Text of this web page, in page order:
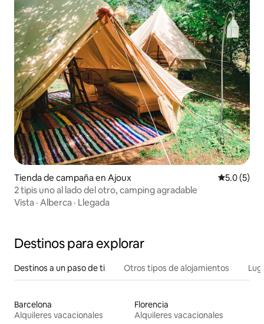
Tienda de campaña en Ajoux
5.0 (5)
2 tipis uno al lado del otro, camping agradable
Vista · Alberca · Llegada
Destinos para explorar
Destinos a un paso de ti Otros tipos de alojamientos
Barcelona
Alquileres vacacionales
Florencia
Alquileres vacacionales